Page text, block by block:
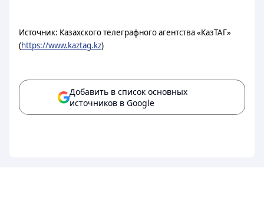
Источник: Казахского телеграфного агентства «КазТАГ»
(https://www.kaztag.kz)
Добавить в список основных
источников в Google